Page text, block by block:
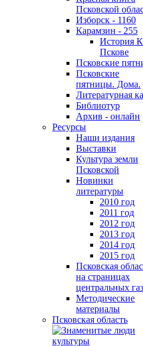
Псковской
Изборск - 1160
Карамзин - 255
История
Пскове
Псковские
Псковские
пятницы. Дома.
Литературная
Библиотур
Архив - онлайн
Ресурсы
Наши издания
Выставки
Культура земли
Псковской
Новинки
литературы
2010 год
2011 год
2012 год
2013 год
2014 год
2015 год
Псковская
на страницах
центральных
Методические
материалы
Псковская область